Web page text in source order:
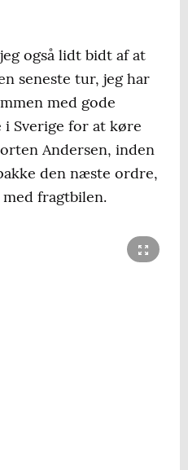
også lidt bidt af at
seneste tur, jeg har
med gode
i Sverige for at køre
Andersen, inden
den næste ordre,
med fragtbilen.